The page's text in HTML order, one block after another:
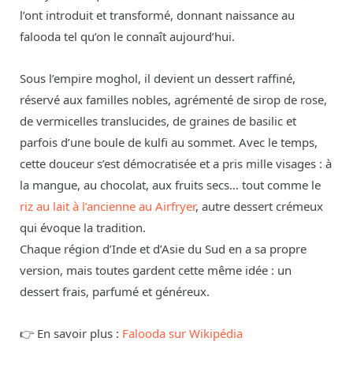
l’ont introduit et transformé, donnant naissance au
falooda tel qu’on le connaît aujourd’hui.
Sous l’empire moghol, il devient un dessert raffiné,
réservé aux familles nobles, agrémenté de sirop de rose,
de vermicelles translucides, de graines de basilic et
parfois d’une boule de kulfi au sommet. Avec le temps,
cette douceur s’est démocratisée et a pris mille visages : à
la mangue, au chocolat, aux fruits secs… tout comme le
riz au lait à l’ancienne au Airfryer, autre dessert crémeux
qui évoque la tradition.
Chaque région d’Inde et d’Asie du Sud en a sa propre
version, mais toutes gardent cette même idée : un
dessert frais, parfumé et généreux.
👉 En savoir plus : Falooda sur Wikipédia